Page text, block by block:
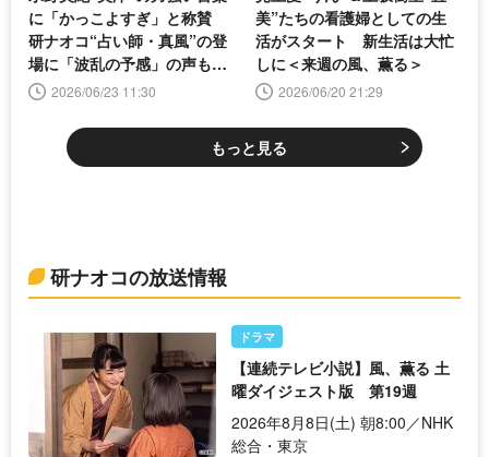
に「かっこよすぎ」と称賛
研ナオコ“占い師・真風”の登
場に「波乱の予感」の声も＜
風、薫る＞
2026/06/23 11:30
美”たちの看護婦としての生
活がスタート 新生活は大忙
しに＜来週の風、薫る＞
2026/06/20 21:29
もっと見る
研ナオコの放送情報
ドラマ
【連続テレビ小説】風、薫る 土
曜ダイジェスト版 第19週
2026年8月8日(土) 朝8:00／NHK
総合・東京